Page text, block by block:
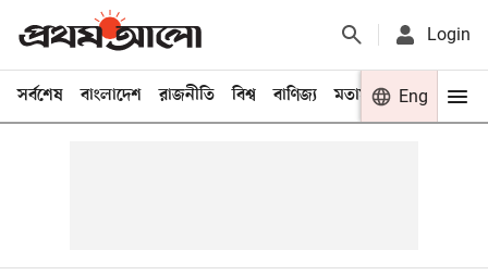
Login
সর্বশেষ বাংলাদেশ রাজনীতি বিশ্ব বাণিজ্য মতামত খেলা
Eng